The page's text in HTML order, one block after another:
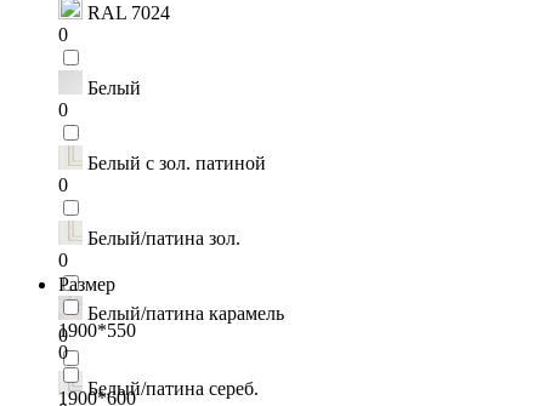
RAL 7024
0
Белый
0
Белый с зол. патиной
0
Белый/патина зол.
0
Белый/патина карамель
0
Белый/патина сереб.
Размер
1900*550
0
1900*600